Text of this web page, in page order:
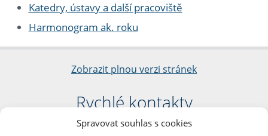
Spravovat souhlas s cookies
Katedry, ústavy a další pracoviště
Harmonogram ak. roku
Zobrazit plnou verzi stránek
Rychlé kontakty
Filozofická fakulta